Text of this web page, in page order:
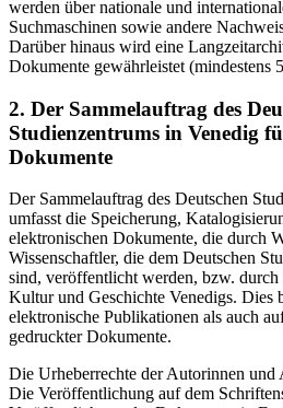
werden über nationale und
Suchmaschinen sowie andere
Darüber hinaus wird eine
Dokumente gewährleistet (mindestens
2. Der Sammelauftrag des
Studienzentrums in Venedig
Dokumente
Der Sammelauftrag des Deutschen
umfasst die Speicherung,
elektronischen Dokumente, die durch
Wissenschaftler, die dem Deutschen
sind, veröffentlicht werden, bzw.
Kultur und Geschichte Venedigs. Dies
elektronische Publikationen als auch
gedruckter Dokumente.
Die Urheberrechte der Autorinnen und
Die Veröffentlichung auf dem